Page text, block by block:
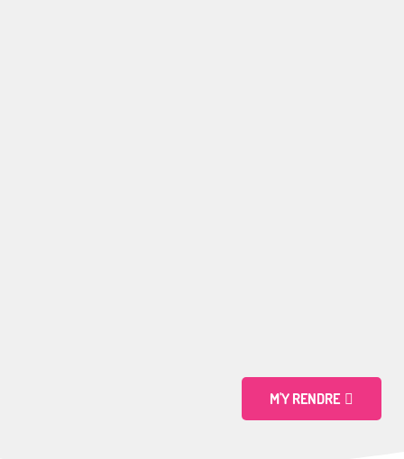
M'Y RENDRE